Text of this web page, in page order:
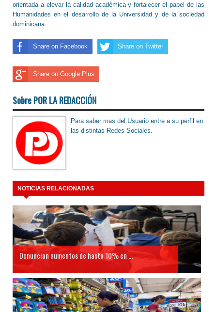
orientada a elevar la calidad académica y fortalecer el papel de las
Humanidades en el desarrollo de la Universidad y de la sociedad
dominicana.
Share on Facebook Share on Twitter
Share on Google Plus
Sobre POR LA REDACCIÓN
Para saber mas del Usuario entre a su perfil en
las distintas Redes Sociales.
NOTICIAS RELACIONADAS
Denuncian aumentos de hasta 10% en ...